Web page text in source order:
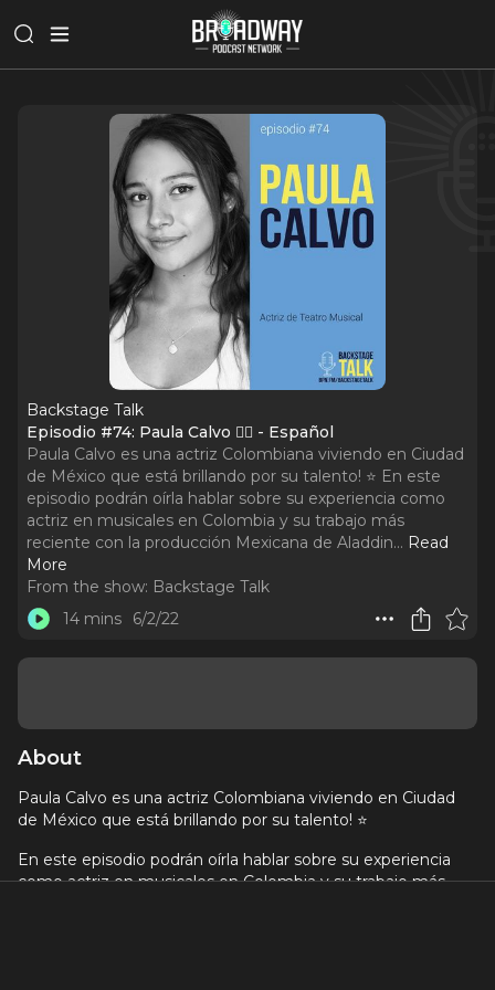
Backstage Talk
Episodio #74: Paula Calvo 🧞‍♂️ - Español
Paula Calvo es una actriz Colombiana viviendo en Ciudad
de México que está brillando por su talento! ⭐️ En este
episodio podrán oírla hablar sobre su experiencia como
actriz en musicales en Colombia y su trabajo más
reciente con la producción Mexicana de Aladdin... Read
More
From the show: Backstage Talk
14 mins
6/2/22
About
Paula Calvo es una actriz Colombiana viviendo en Ciudad
de México que está brillando por su talento! ⭐️
En este episodio podrán oírla hablar sobre su experiencia
como actriz en musicales en Colombia y su trabajo más